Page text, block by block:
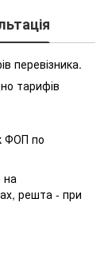
перевізника.
тарифів
ФОП по
на
решта - при